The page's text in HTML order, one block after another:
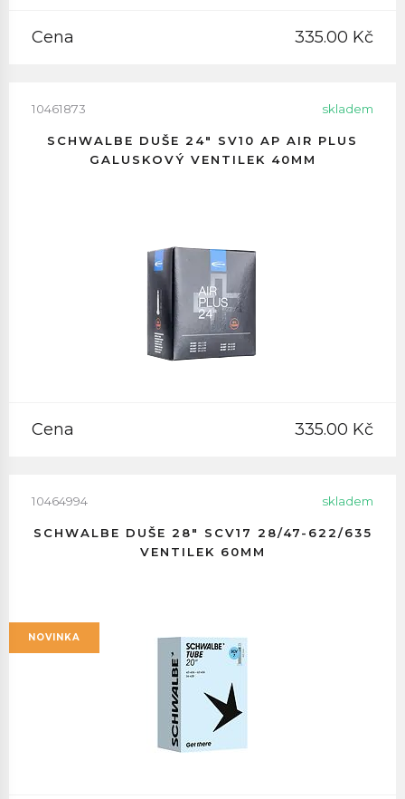
Cena 335.00 Kč
10461873 skladem
SCHWALBE DUŠE 24" SV10 AP AIR PLUS
GALUSKOVÝ VENTILEK 40MM
Cena 335.00 Kč
10464994 skladem
SCHWALBE DUŠE 28" SCV17 28/47-622/635
VENTILEK 60MM
NOVINKA